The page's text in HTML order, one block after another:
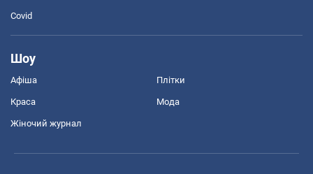
Covid
Шоу
Афіша Плітки
Краса Мода
Жіночий журнал